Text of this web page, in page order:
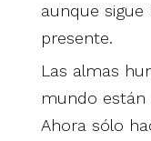
aunque
presente.
Las almas
mundo están
Ahora sólo